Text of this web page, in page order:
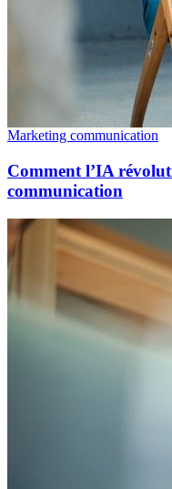
Marketing communication
Comment l’IA
communication